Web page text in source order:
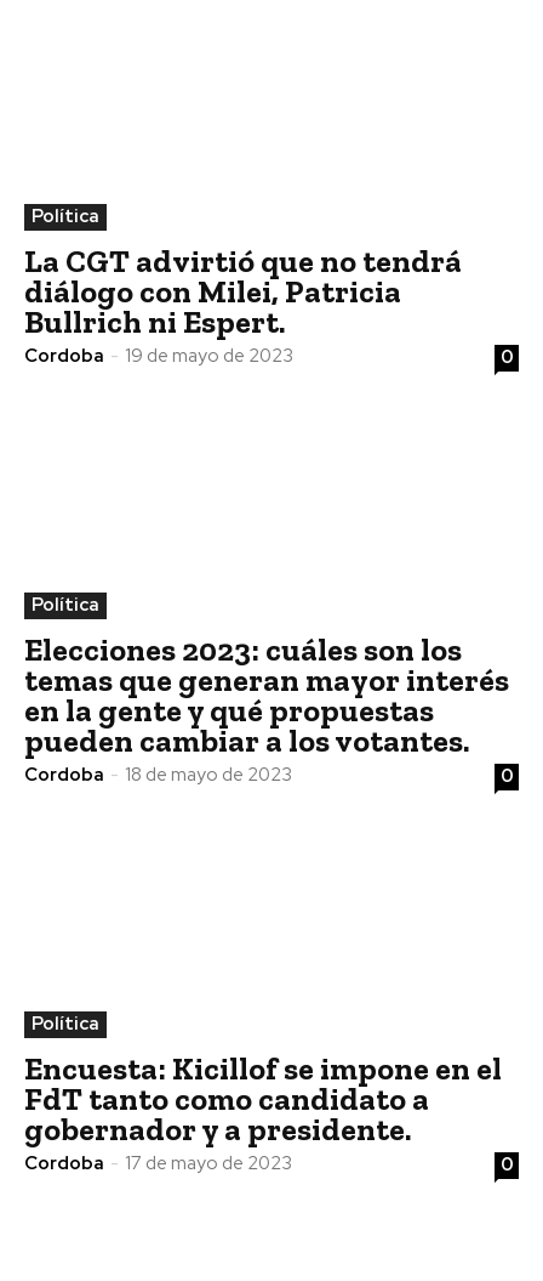
Política
La CGT advirtió que no tendrá
diálogo con Milei, Patricia
Bullrich ni Espert.
Cordoba - 19 de mayo de 2023 0
Política
Elecciones 2023: cuáles son los
temas que generan mayor interés
en la gente y qué propuestas
pueden cambiar a los votantes.
Cordoba - 18 de mayo de 2023 0
Política
Encuesta: Kicillof se impone en el
FdT tanto como candidato a
gobernador y a presidente.
Cordoba - 17 de mayo de 2023 0